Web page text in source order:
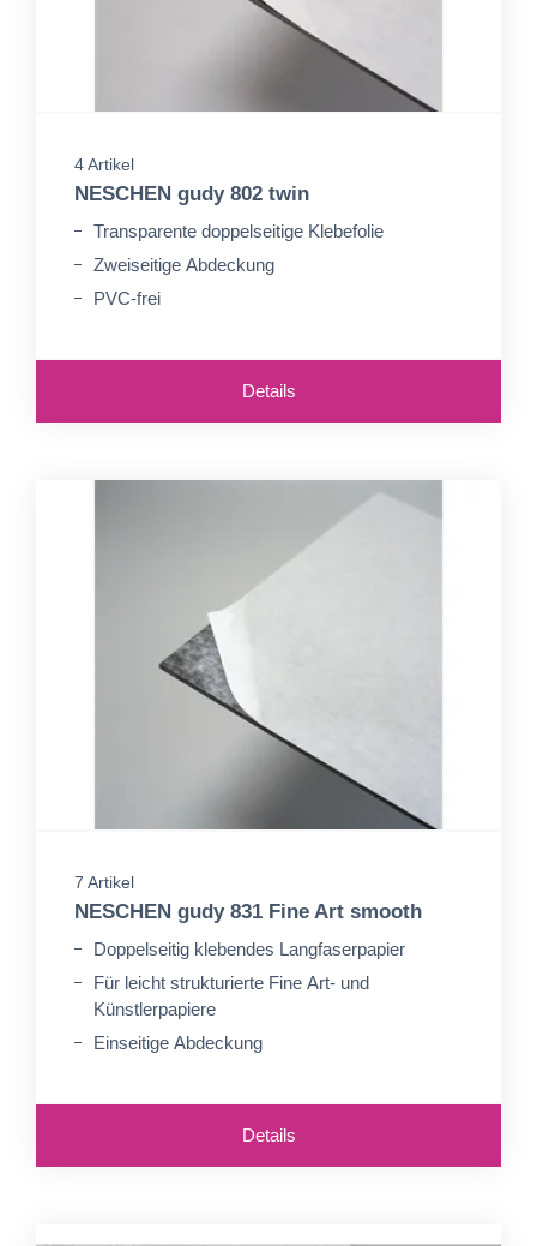
4 Artikel
NESCHEN gudy 802 twin
Transparente doppelseitige Klebefolie
Zweiseitige Abdeckung
PVC-frei
Details
7 Artikel
NESCHEN gudy 831 Fine Art smooth
Doppelseitig klebendes Langfaserpapier
Für leicht strukturierte Fine Art- und
Künstlerpapiere
Einseitige Abdeckung
Details